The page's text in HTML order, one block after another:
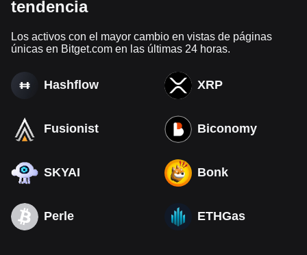
tendencia
Los activos con el mayor cambio en vistas de páginas
únicas en Bitget.com en las últimas 24 horas.
Hashflow XRP
Fusionist Biconomy
SKYAI Bonk
Perle ETHGas